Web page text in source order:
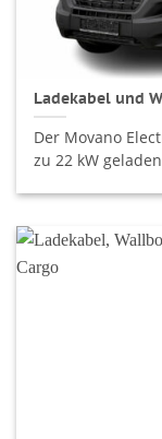
Ladekabel und
Der Movano
zu 22 kW